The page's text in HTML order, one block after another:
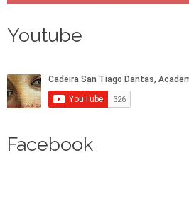
Youtube
Facebook